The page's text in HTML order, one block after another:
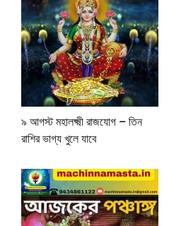
৯ আগস্ট মহালক্ষ্মী রাজযোগ – তিন
রাশির ভাগ্য খুলে যাবে